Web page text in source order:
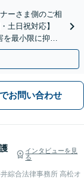
ーさま側のご相
土日祝対応】
最小限に抑え
お問い合わせ
インタビューを見
る
法律事務所 高松オ